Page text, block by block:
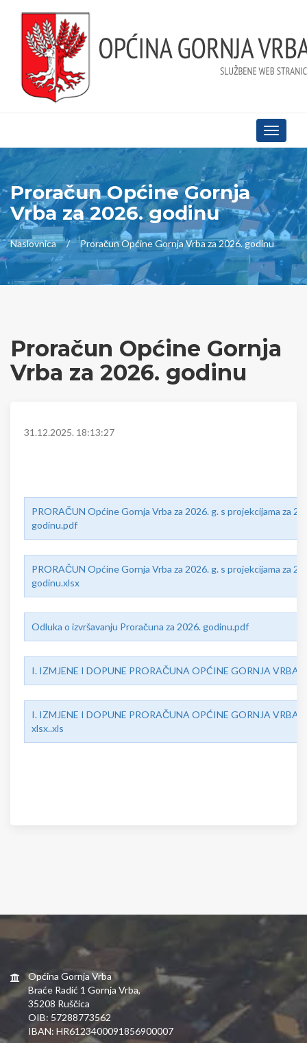
Toggle
Proračun Općine Gornja
Vrba za 2026. godinu
Naslovnica Proračun Općine Gornja Vrba za 2026. godinu
Proračun Općine Gornja
Vrba za 2026. godinu
31.12.2025. 18:13:27
PRORAČUN Općine Gornja Vrba za 2026. g. s projekcijama za
godinu.pdf
PRORAČUN Općine Gornja Vrba za 2026. g. s projekcijama za
godinu.xlsx
Odluka o izvršavanju Proračuna za 2026. godinu.pdf
I. IZMJENE I DOPUNE PRORAČUNA OPĆINE GORNJA VRBA
I. IZMJENE I DOPUNE PRORAČUNA OPĆINE GORNJA VRBA
xlsx..xls
Općina Gornja Vrba
Braće Radić 1 Gornja Vrba,
35208 Ruščica
OIB: 57288773562
IBAN: HR6123400091856900007